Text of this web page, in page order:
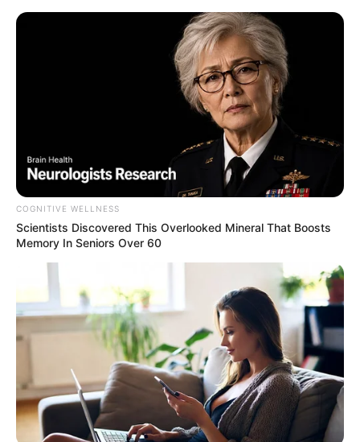
COGNITIVE WELLNESS
Scientists Discovered This Overlooked Mineral That Boosts
Memory In Seniors Over 60